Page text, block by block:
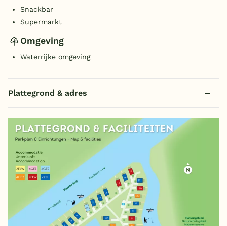
Snackbar
Supermarkt
Omgeving
Waterrijke omgeving
Plattegrond & adres